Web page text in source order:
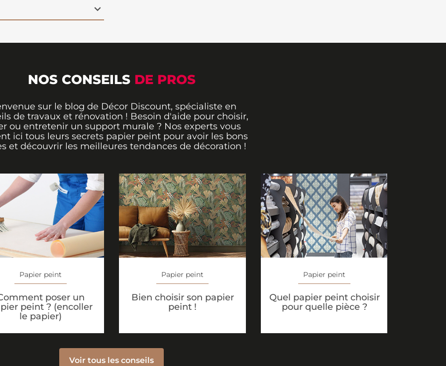
L'intissé est
ce qui assure
véritable souffle de
NOS CONSEILS DE PROS
sur le blog de Décor Discount, spécialiste en
de travaux et rénovation ! Besoin d'aide pour choisir,
ou entretenir un support murale ? Nos experts vous
ici tous leurs secrets papier peint pour avoir les bons
et découvrir les meilleures tendances de décoration !
Papier peint
poser un
peint ? (encoller
le papier)
Papier peint
Bien choisir son papier
peint !
Papier peint
Quel papier peint choisir
pour quelle pièce ?
Voir tous les conseils